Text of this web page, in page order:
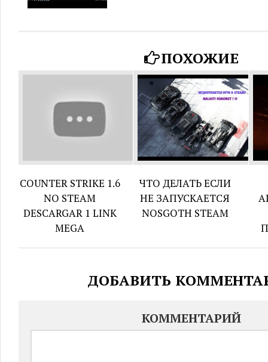
ПОХОЖИЕ
COUNTER STRIKE 1.6
NO STEAM
DESCARGAR 1 LINK
MEGA
ЧТО ДЕЛАТЬ ЕСЛИ
НЕ ЗАПУСКАЕТСЯ
NOSGOTH STEAM
ДОБАВИТЬ
КОММЕНТАРИЙ